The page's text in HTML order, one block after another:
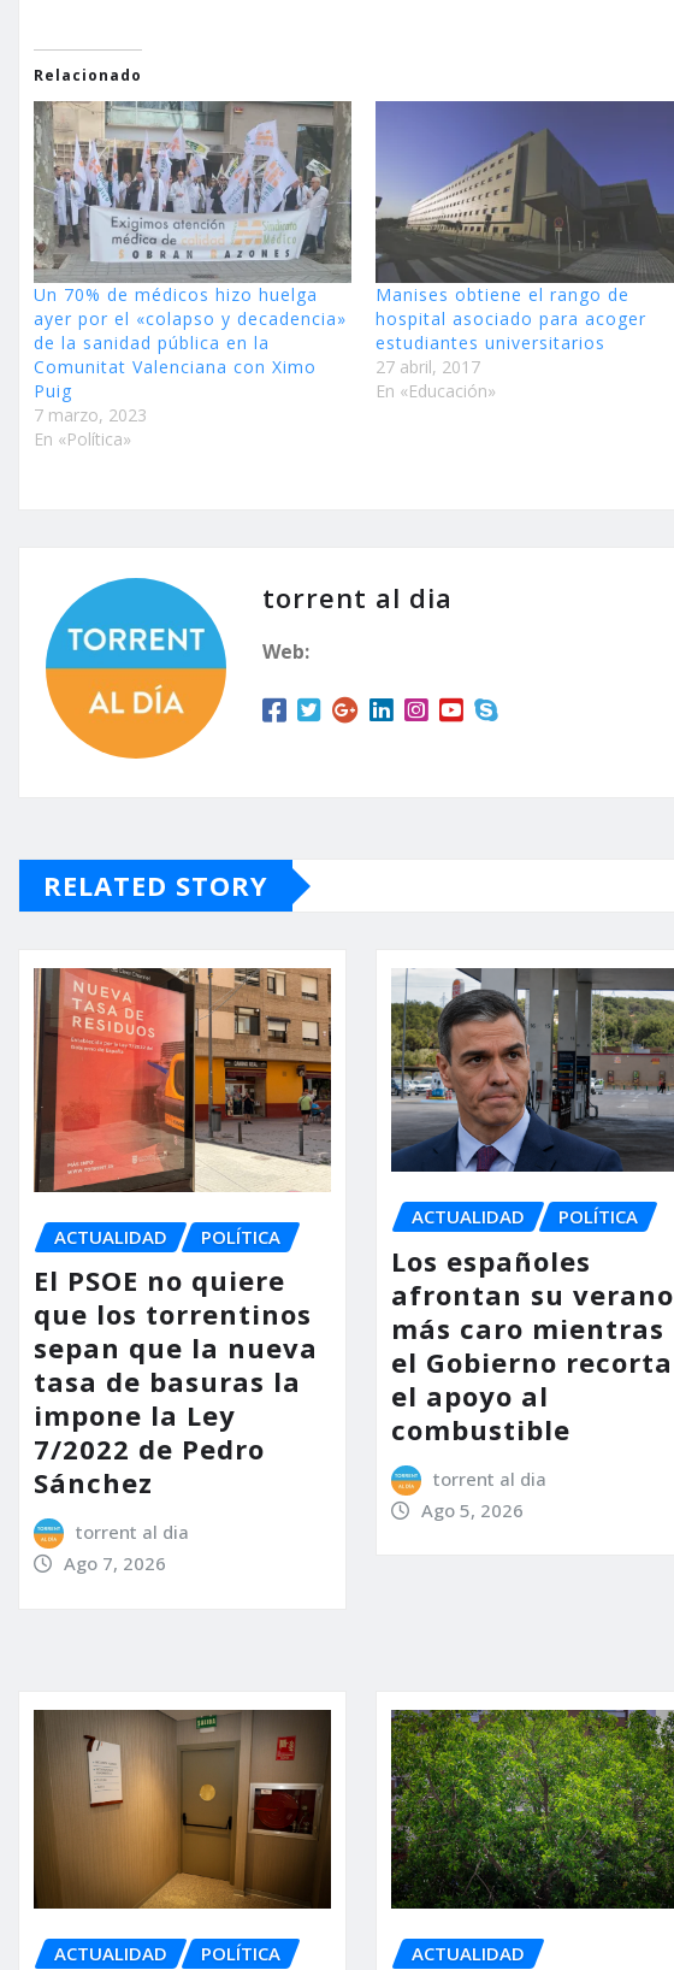
Relacionado
Un 70% de médicos hizo huelga
ayer por el «colapso y decadencia»
de la sanidad pública en la
Comunitat Valenciana con Ximo
Puig
7 marzo, 2023
En «Política»
Manises obtiene el rango de
hospital asociado para acoger
estudiantes universitarios
27 abril, 2017
En «Educación»
torrent al dia
Web:
RELATED STORY
ACTUALIDAD POLÍTICA
El PSOE no quiere
que los torrentinos
sepan que la nueva
tasa de basuras la
impone la Ley
7/2022 de Pedro
Sánchez
torrent al dia
Ago 7, 2026
ACTUALIDAD POLÍTICA
Los españoles
afrontan su verano
más caro mientras
el Gobierno recorta
el apoyo al
combustible
torrent al dia
Ago 5, 2026
ACTUALIDAD POLÍTICA ACTUALIDAD